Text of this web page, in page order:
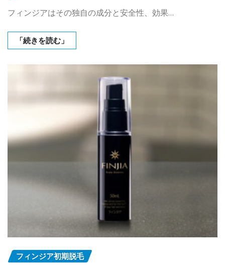
フィンジアはその独自の成分と安全性、効果…
「続きを読む」
フィンジア初期脱毛